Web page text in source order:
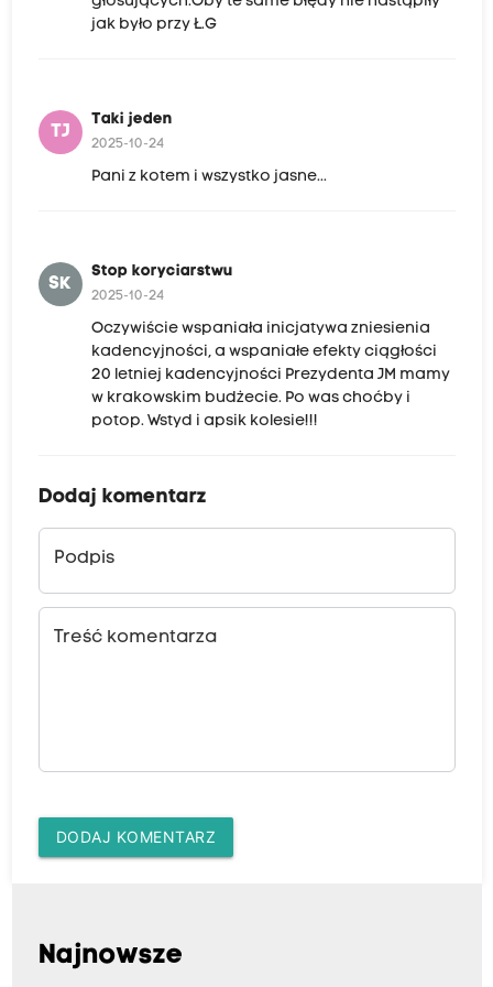
jak było przy Ł.G
TJ
Taki jeden
2025-10-24
Pani z kotem i wszystko jasne...
SK
Stop koryciarstwu
2025-10-24
Oczywiście wspaniała inicjatywa zniesienia
kadencyjności, a wspaniałe efekty ciągłości
20 letniej kadencyjności Prezydenta JM mamy
w krakowskim budżecie. Po was choćby i
potop. Wstyd i apsik kolesie!!!
Dodaj komentarz
Podpis
Treść komentarza
DODAJ KOMENTARZ
Najnowsze